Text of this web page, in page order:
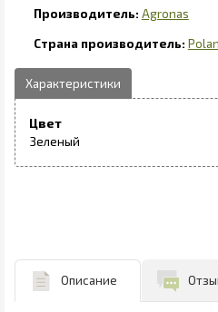
Agronas
Цвет
Зеленый
Описание